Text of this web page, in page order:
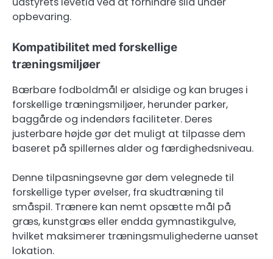
opbevaring.
Kompatibilitet med forskellige
træningsmiljøer
Bærbare fodboldmål er alsidige og kan bruges i
forskellige træningsmiljøer, herunder parker,
baggårde og indendørs faciliteter. Deres
justerbare højde gør det muligt at tilpasse dem
baseret på spillernes alder og færdighedsniveau.
Denne tilpasningsevne gør dem velegnede til
forskellige typer øvelser, fra skudtræning til
småspil. Trænere kan nemt opsætte mål på
græs, kunstgræs eller endda gymnastikgulve,
hvilket maksimerer træningsmulighederne uanset
lokation.